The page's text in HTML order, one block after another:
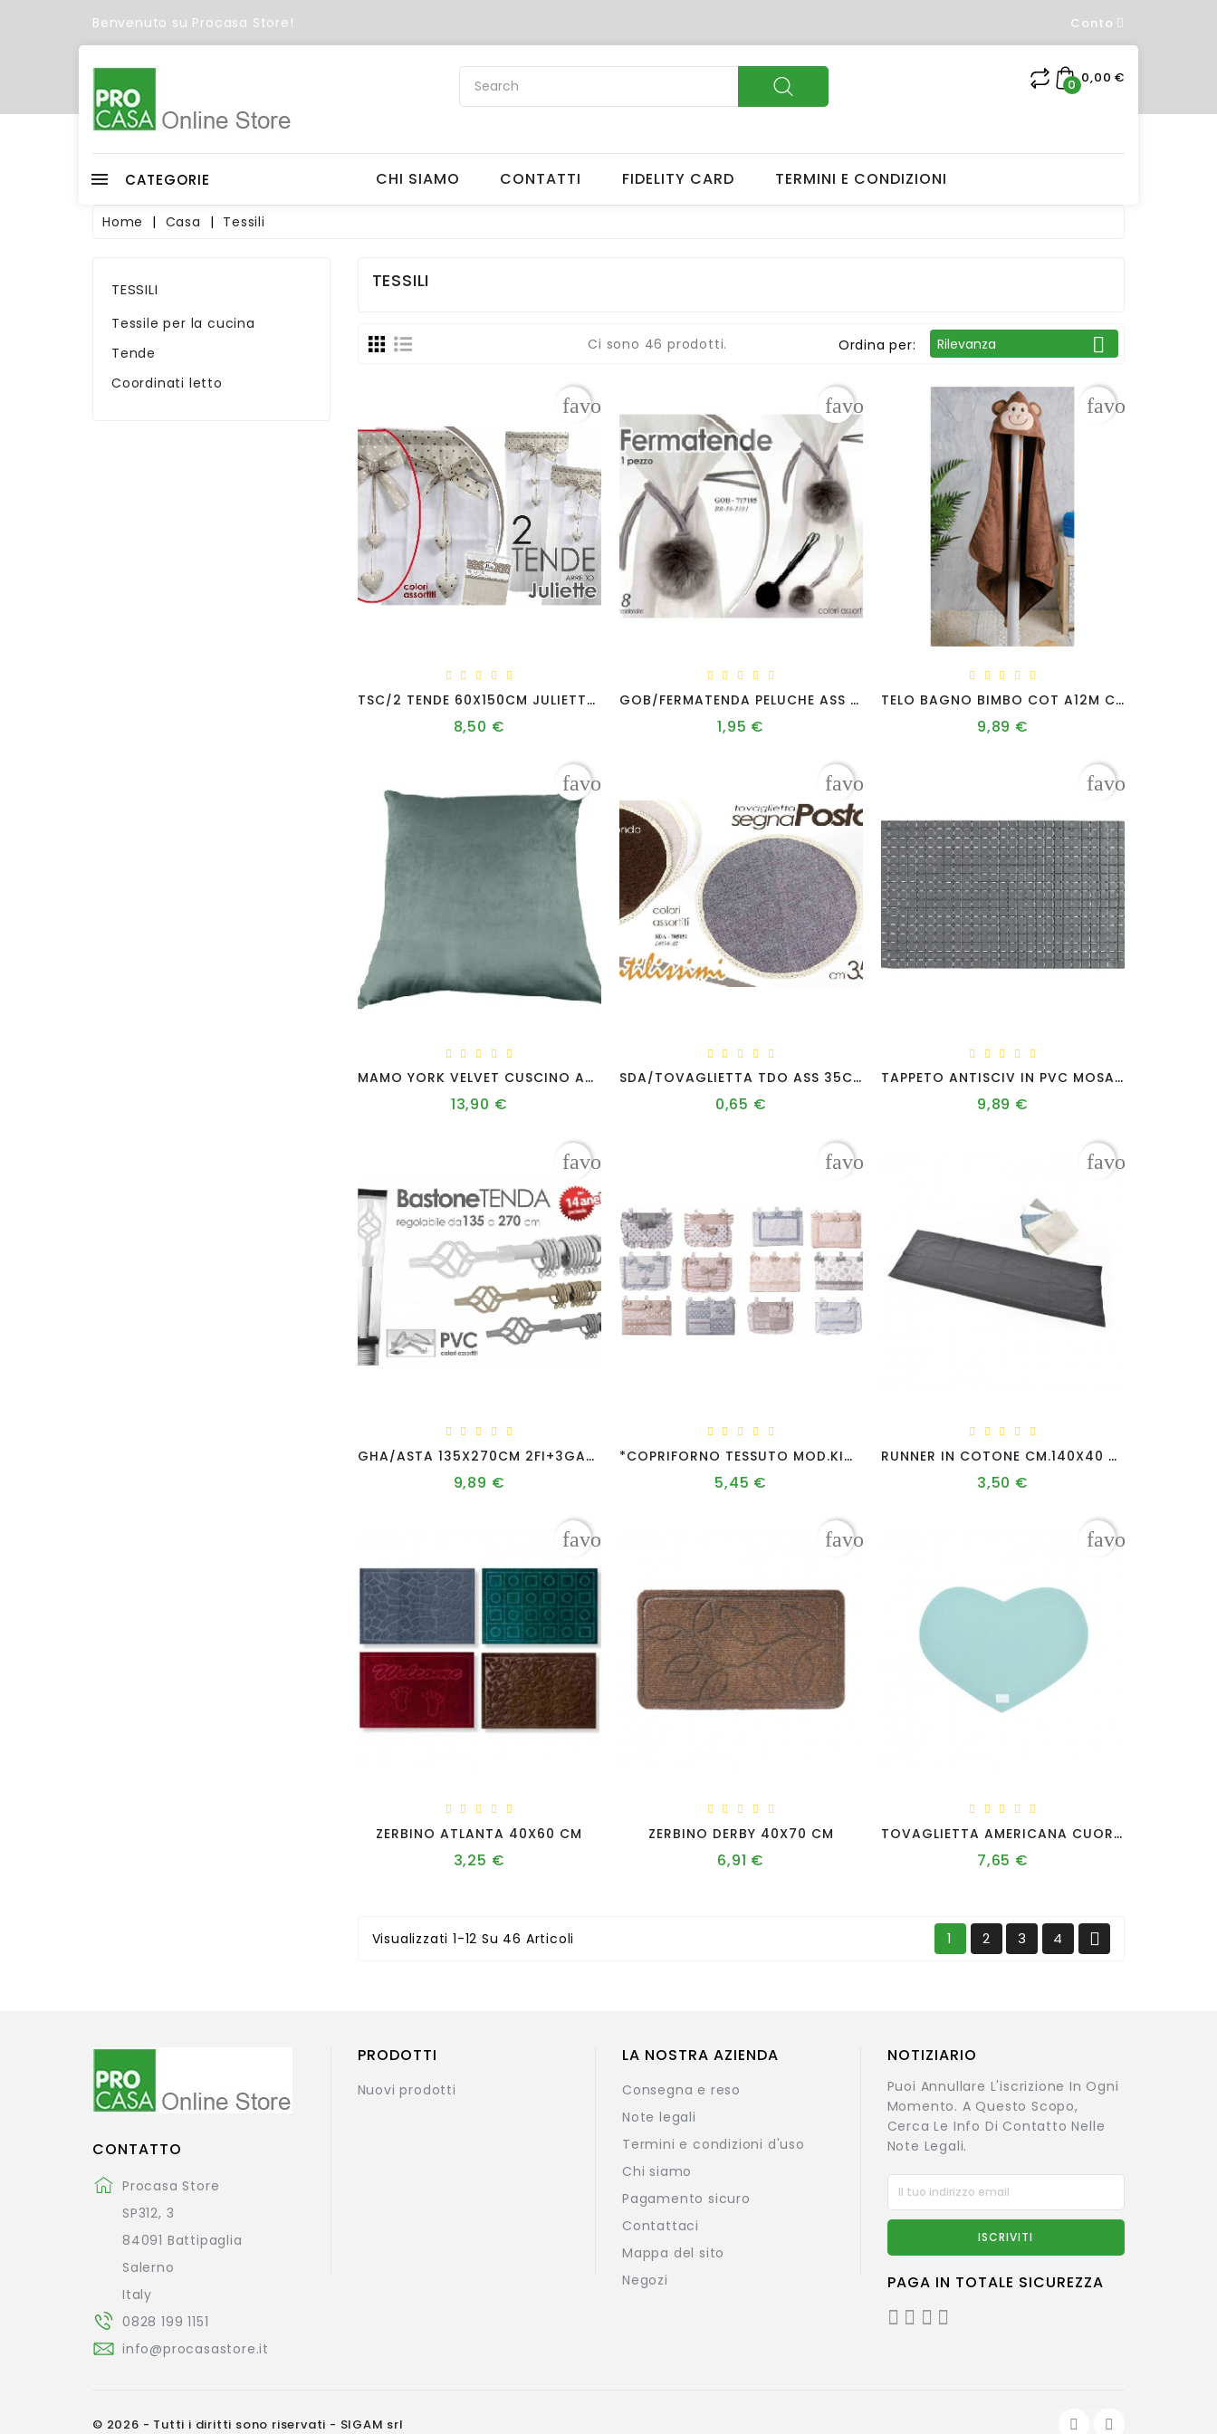
Benvenuto su Procasa Store! Conto
0 0,00 €
CATEGORIE CHI SIAMO CONTATTI FIDELITY CARD TERMINI E CONDIZIONI
Home Casa Tessili
TESSILI
Tessile per la cucina
Tende
Coordinati letto
TESSILI
Ci sono 46 prodotti. Ordina per: Rilevanza 
TSC/2 TENDE 60X150CM JULIETTE 16C469-H-2
8,50 €
favorite_border
GOB/FERMATENDA PELUCHE ASS BR16-1101
1,95 €
favorite_border
TELO BAGNO BIMBO COT A12M CM 75X75
9,89 €
MAMO YORK VELVET CUSCINO ARREDO 50X50 SALVIA
13,90 €
favorite_border
SDA/TOVAGLIETTA TDO ASS 35CM L6896/AS
0,65 €
favorite_border
TAPPETO ANTISCIV IN PVC MOSAICO GRIGIO 40X70
9,89 €
GHA/ASTA 135X270CM 2FI+3GA+14AN T025-1
9,89 €
favorite_border
*COPRIFORNO TESSUTO MOD.KIMERACM.36X48 COLORI ASS/TI
5,45 €
favorite_border
RUNNER IN COTONE CM.140X40 COL.ASS.
3,50 €
ZERBINO ATLANTA 40X60 CM
3,25 €
favorite_border
ZERBINO DERBY 40X70 CM
6,91 €
favorite_border
TOVAGLIETTA AMERICANA CUORE 52X36CM
7,65 €
Visualizzati 1-12 Su 46 Articoli 1 2 3 4 
CONTATTO
Procasa Store
SP312, 3
84091 Battipaglia
Salerno
Italy
0828 199 1151
info@procasastore.it
PRODOTTI
Nuovi prodotti
LA NOSTRA AZIENDA
Consegna e reso
Note legali
Termini e condizioni d'uso
Chi siamo
Pagamento sicuro
Contattaci
Mappa del sito
Negozi
NOTIZIARIO
Puoi Annullare L'iscrizione In Ogni
Momento. A Questo Scopo,
Cerca Le Info Di Contatto Nelle
Note Legali.
PAGA IN TOTALE SICUREZZA
Create wishlist ×
Wishlist name
© 2026 - Tutti i diritti sono riservati - SIGAM srl